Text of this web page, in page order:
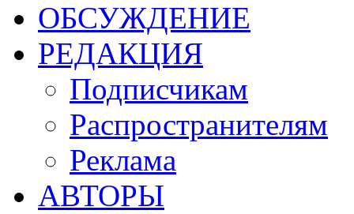
ОБСУЖДЕНИЕ
РЕДАКЦИЯ
Подписчикам
Распространителям
Реклама
АВТОРЫ